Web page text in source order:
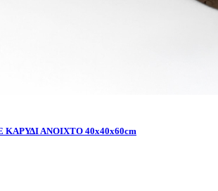
ΚΑΡΥΔΙ ΑΝΟΙΧΤΟ 40x40x60cm